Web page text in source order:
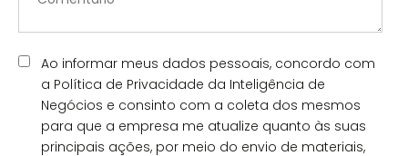
Ao informar meus dados pessoais, concordo com
a Política de Privacidade da Inteligência de
Negócios e consinto com a coleta dos mesmos
para que a empresa me atualize quanto às suas
principais ações, por meio do envio de materiais,